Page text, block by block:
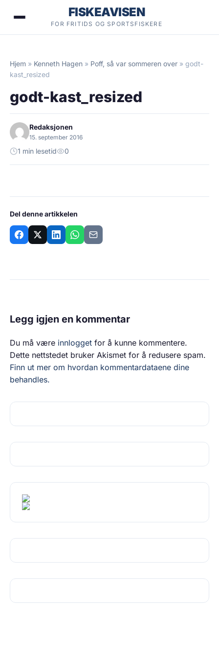
FISKEAVISEN
FOR FRITIDS OG SPORTSFISKERE
Hjem » Kenneth Hagen » Poff, så var sommeren over » godt-
kast_resized
godt-kast_resized
Redaksjonen
15. september 2016
1 min lesetid 0
Del denne artikkelen
Legg igjen en kommentar
Du må være innlogget for å kunne kommentere.
Dette nettstedet bruker Akismet for å redusere spam.
Finn ut mer om hvordan kommentardataene dine
behandles.